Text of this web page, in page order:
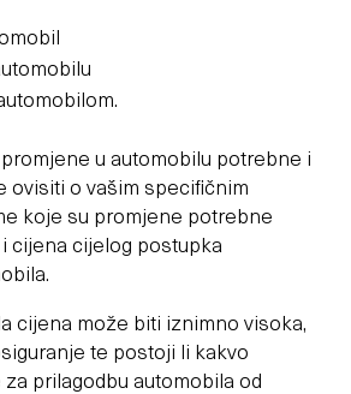
u automobilu potrebne i
ovisiti o vašim specifičnim
koje su promjene potrebne
cijena cijelog postupka
cijena može biti iznimno visoka,
te postoji li kakvo
prilagodbu automobila od